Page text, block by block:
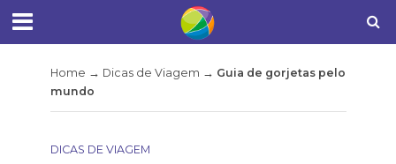
Home → Dicas de Viagem → Guia de gorjetas pelo
mundo
DICAS DE VIAGEM